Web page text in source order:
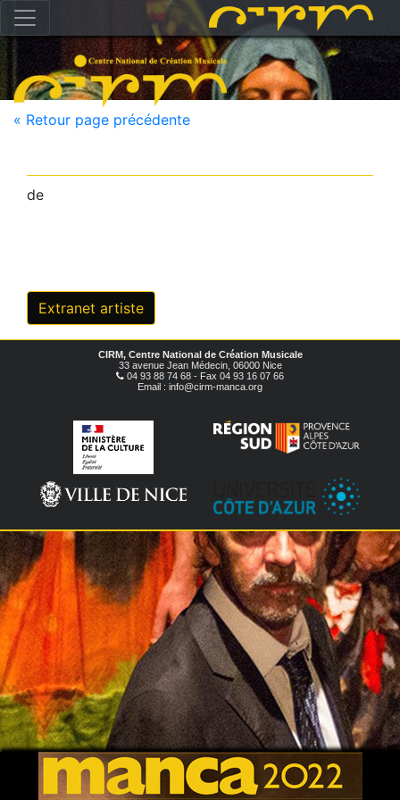
« Retour page précédente
de
Extranet artiste
CIRM, Centre National de Création Musicale
33 avenue Jean Médecin, 06000 Nice
04 93 88 74 68 - Fax 04 93 16 07 66
Email : info@cirm-manca.org